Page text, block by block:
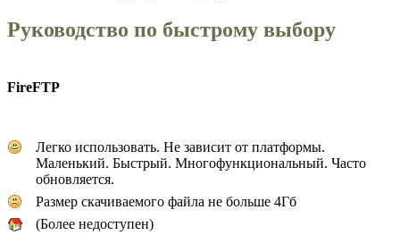
Руководство по быстрому выбору
FireFTP
Легко использовать. Не зависит от платформы.
Маленький. Быстрый. Многофункциональный. Часто
обновляется.
Размер скачиваемого файла не больше 4Гб
(Более недоступен)